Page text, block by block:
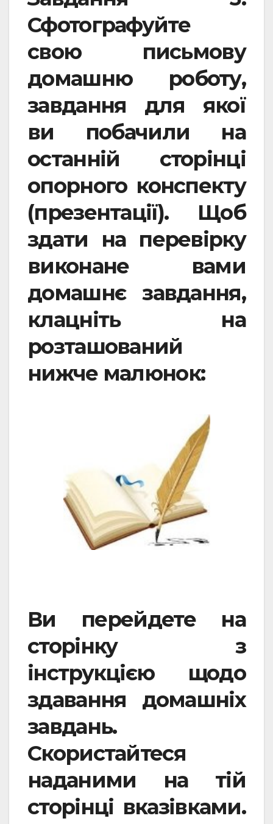
Сфотографуйте
свою письмову
домашню роботу,
завдання для якої
ви побачили на
останній сторінці
опорного конспекту
(презентації). Щоб
здати на перевірку
виконане вами
домашнє завдання,
клацніть на
розташований
нижче малюнок:
Ви перейдете на
сторінку з
інструкцією щодо
здавання домашніх
завдань.
Скористайтеся
наданими на тій
сторінці вказівками.